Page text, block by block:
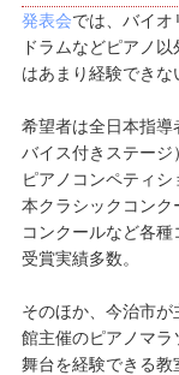
発表会では、バイオ
ドラムなどピアノ
はあまり経験できな
希望者は全日本指導
バイス付きステージ
ピアノコンペティ
本クラシックコン
コンクールなど各種
受賞実績多数。
そのほか、今治市
館主催のピアノマ
舞台を経験できる教